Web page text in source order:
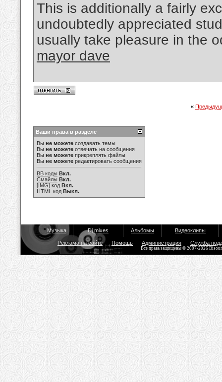
This is additionally a fairly
undoubtedly appreciated
usually take pleasure in the
mayor dave
«
Ваши права в разделе
Вы не можете создавать темы
Вы не можете отвечать на сообщения
Вы не можете прикреплять файлы
Вы не можете редактировать сообщения
BB коды Вкл.
Смайлы Вкл.
[IMG] код Вкл.
HTML код Выкл.
Музыка Dj mixes Альбомы Видеоклипы
Реклама на сайте Помощь Администрация Служба
Все права защищены © 2007-2026